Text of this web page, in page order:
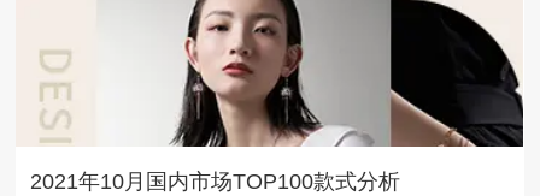
2021年10月国内市场TOP100款式分析